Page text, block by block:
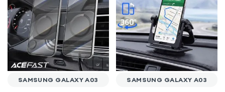
SAMSUNG GALAXY A03 SAMSUNG GALAXY A03